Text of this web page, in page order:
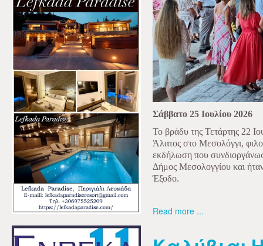
Σάββατο 25 Ιουλίου 2026
Το βράδυ της Τετάρτης 22
Άλατος στο Μεσολόγγι,
εκδήλωση που
Δήμος Μεσολογγίου και
Έξοδο.
Read more ...